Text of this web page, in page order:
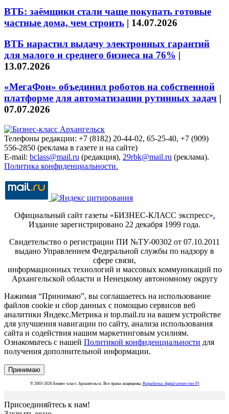
ВТБ: заёмщики стали чаще покупать готовые
частные дома, чем строить | 14.07.2026
ВТБ нарастил выдачу электронных гарантий
для малого и среднего бизнеса на 76% |
13.07.2026
«МегаФон» объединил роботов на собственной
платформе для автоматизации рутинных задач |
07.07.2026
Телефоны редакции: +7 (8182) 20-44-02, 65-25-40, +7 (909)
556-2850 (реклама в газете и на сайте)
E-mail: bclass@mail.ru (редакция), 29rbk@mail.ru (реклама).
Политика конфиденциальности.
Официальный сайт газеты «БИЗНЕС-КЛАСС экспресс».
Издание зарегистрировано 22 декабря 1999 года.
Свидетельство о регистрации ПИ №ТУ-00302 от 07.10.2011
выдано Управлением Федеральной службы по надзору в
сфере связи,
информационных технологий и массовых коммуникаций по
Архангельской области и Ненецкому автономному округу
Нажимая “Принимаю”, вы соглашаетесь на использование
файлов cookie и сбор данных с помощью сервисов веб
аналитики Яндекс.Метрика и top.mail.ru на вашем устройстве
для улучшения навигации по сайту, анализа использования
сайта и содействия нашим маркетинговым усилиям.
Ознакомьтесь с нашей Политикой конфиденциальности для
получения дополнительной информации.
Принимаю
© 2003-2026 Бизнес-класс Архангельск. Все права защищены. Разработка: digital-агентство F5
Присоединяйтесь к нам!